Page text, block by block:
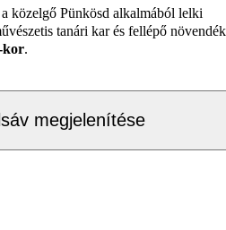
közelgő Pünkösd alkalmából lelki
tanári kar és fellépő
kor.
megjelenítése